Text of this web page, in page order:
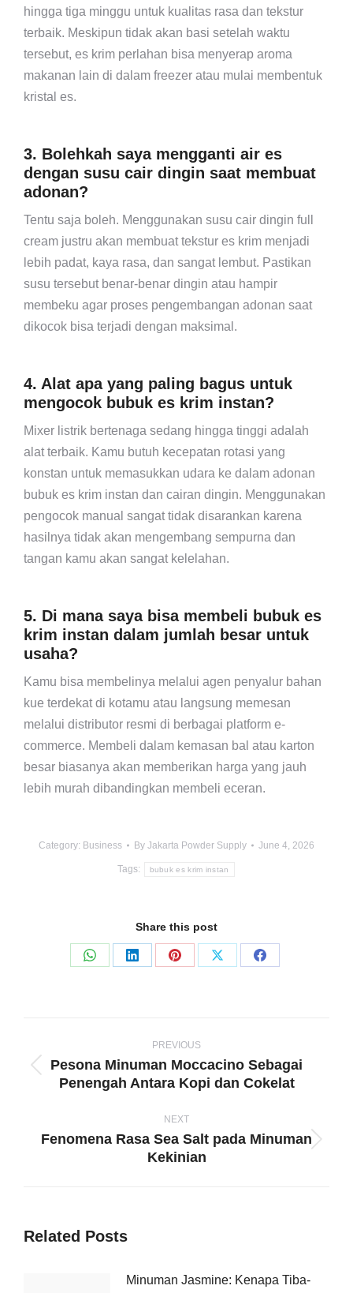
hingga tiga minggu untuk kualitas rasa dan tekstur
terbaik. Meskipun tidak akan basi setelah waktu
tersebut, es krim perlahan bisa menyerap aroma
makanan lain di dalam freezer atau mulai membentuk
kristal es.
3. Bolehkah saya mengganti air es
dengan susu cair dingin saat membuat
adonan?
Tentu saja boleh. Menggunakan susu cair dingin full
cream justru akan membuat tekstur es krim menjadi
lebih padat, kaya rasa, dan sangat lembut. Pastikan
susu tersebut benar-benar dingin atau hampir
membeku agar proses pengembangan adonan saat
dikocok bisa terjadi dengan maksimal.
4. Alat apa yang paling bagus untuk
mengocok bubuk es krim instan?
Mixer listrik bertenaga sedang hingga tinggi adalah
alat terbaik. Kamu butuh kecepatan rotasi yang
konstan untuk memasukkan udara ke dalam adonan
bubuk es krim instan dan cairan dingin. Menggunakan
pengocok manual sangat tidak disarankan karena
hasilnya tidak akan mengembang sempurna dan
tangan kamu akan sangat kelelahan.
5. Di mana saya bisa membeli bubuk es
krim instan dalam jumlah besar untuk
usaha?
Kamu bisa membelinya melalui agen penyalur bahan
kue terdekat di kotamu atau langsung memesan
melalui distributor resmi di berbagai platform e-
commerce. Membeli dalam kemasan bal atau karton
besar biasanya akan memberikan harga yang jauh
lebih murah dibandingkan membeli eceran.
Category: Business By Jakarta Powder Supply June 4, 2026
Tags: bubuk es krim instan
Share this post
Share
Share
Share
Share
Share
navigation
PREVIOUS
Previous
Pesona Minuman Moccacino Sebagai
Penengah Antara Kopi dan Cokelat
NEXT
Next
Fenomena Rasa Sea Salt pada Minuman
Kekinian
Related Posts
Minuman Jasmine: Kenapa Tiba-